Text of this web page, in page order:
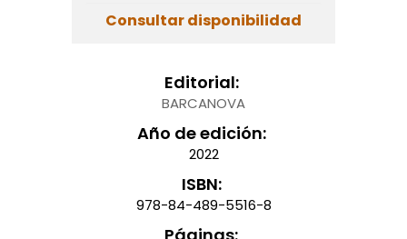
Consultar disponibilidad
Editorial:
BARCANOVA
Año de edición:
2022
ISBN:
978-84-489-5516-8